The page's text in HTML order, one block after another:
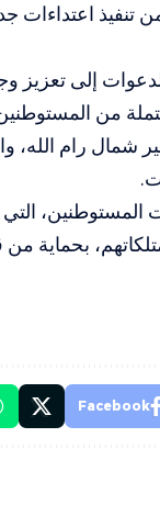
اعتداءات
إلى تعزيز
من
شمال رام الله،
المستوطنين،
بحماية من
Facebook